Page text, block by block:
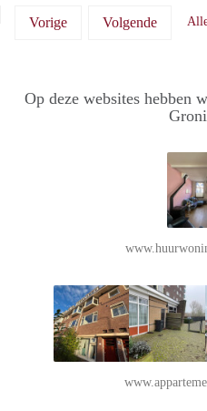
Vorige Volgende
Op deze websites hebben